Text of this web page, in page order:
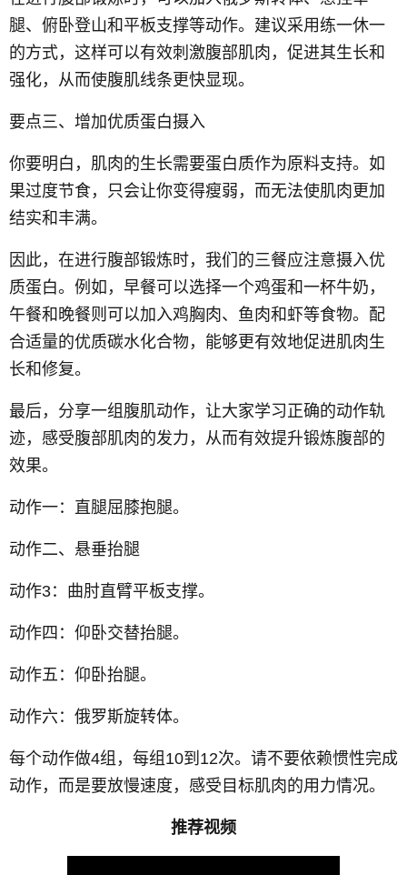
腿、俯卧登山和平板支撑等动作。建议采用练一休一
的方式，这样可以有效刺激腹部肌肉，促进其生长和
强化，从而使腹肌线条更快显现。
要点三、增加优质蛋白摄入
你要明白，肌肉的生长需要蛋白质作为原料支持。如
果过度节食，只会让你变得瘦弱，而无法使肌肉更加
结实和丰满。
因此，在进行腹部锻炼时，我们的三餐应注意摄入优
质蛋白。例如，早餐可以选择一个鸡蛋和一杯牛奶，
午餐和晚餐则可以加入鸡胸肉、鱼肉和虾等食物。配
合适量的优质碳水化合物，能够更有效地促进肌肉生
长和修复。
最后，分享一组腹肌动作，让大家学习正确的动作轨
迹，感受腹部肌肉的发力，从而有效提升锻炼腹部的
效果。
动作一：直腿屈膝抱腿。
动作二、悬垂抬腿
动作3：曲肘直臂平板支撑。
动作四：仰卧交替抬腿。
动作五：仰卧抬腿。
动作六：俄罗斯旋转体。
每个动作做4组，每组10到12次。请不要依赖惯性完成
动作，而是要放慢速度，感受目标肌肉的用力情况。
推荐视频